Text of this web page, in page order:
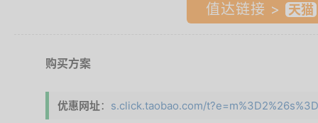
值达链接 >
购买方案
优惠网址： s.click.taobao.com/